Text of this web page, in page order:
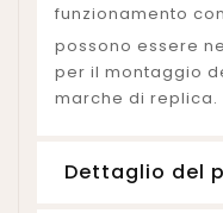
funzionamento
possono essere
per il montaggio
marche di replica.
Dettaglio del